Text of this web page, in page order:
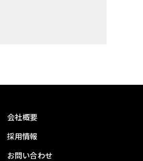
会社概要
採用情報
お問い合わせ